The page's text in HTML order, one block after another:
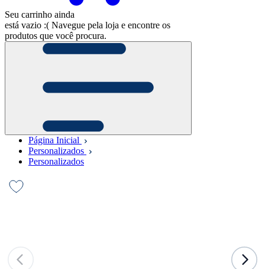
Seu carrinho ainda
está vazio :( Navegue pela loja e encontre os
produtos que você procura.
Página Inicial
Personalizados
Personalizados